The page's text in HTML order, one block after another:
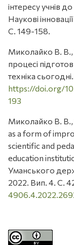
інтересу учнів
Наукові
С. 149-158.
Миколайко В.
процесі
техніка
https://doi.org/
193
Миколайко В.
as a form of
scientific and
education
Уманського
2022. Вип. 4. С.